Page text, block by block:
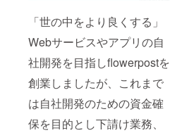
「世の中をより良くする」
Webサービスやアプリの自
社開発を目指しflowerpostを
創業しましたが、これまで
は自社開発のための資金確
保を目的とし下請け業務、